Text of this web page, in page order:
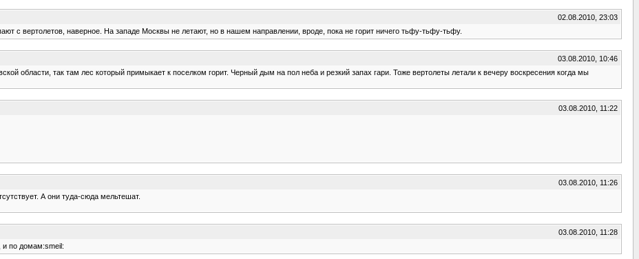
02.08.2010, 23:03
с вертолетов, наверное. На западе Москвы не летают, но в нашем направлении, вроде, пока не горит ничего тьфу-тьфу-тьфу.
03.08.2010, 10:46
области, так там лес который примыкает к поселком горит. Черный дым на пол неба и резкий запах гари. Тоже вертолеты летали к вечеру воскресения когда мы
03.08.2010, 11:22
03.08.2010, 11:26
А они туда-сюда мельтешат.
03.08.2010, 11:28
и по домам:smeil: